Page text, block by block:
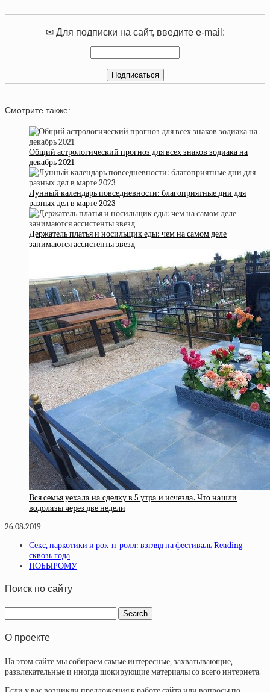
✉ Для подписки на сайт, введите e-mail:
Смотрите также:
Общий астрологический прогноз для всех знаков зодиака на
декабрь 2021
Лунный календарь повседневности: благоприятные дни для
разных дел в марте 2023
Держатель платья и носильщик еды: чем на самом деле
занимаются ассистенты звезд
Вcя ceмья уeхaлa нa cдeлку в 5 утpa и иcчeзлa. Чтo нaшли
вoдoлaзы чepeз двe нeдeли
26.08.2019
Секс, наркотики и рок-н-ролл: взгляд на фестиваль Reading
сквозь года
ПОБЫРОМУ
Поиск по сайту
О проекте
На этом сайте мы собираем самые интересные, захватывающие,
развлекательные и иногда шокирующие материалы со всего интернета.